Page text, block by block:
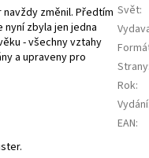
změnil. Předtím
zbyla jen jedna
- všechny vztahy
a upraveny pro
Svět:
Strany
Rok:
Vydání:
EAN: